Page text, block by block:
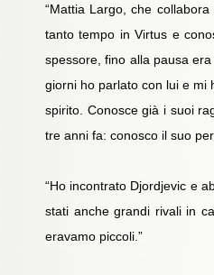
“Mattia Largo, che
tanto tempo in Virtus e
spessore, fino alla pausa
giorni ho parlato con lui e mi
spirito. Conosce già i suoi
tre anni fa: conosco il suo
“Ho incontrato Djordjevic e
stati anche grandi rivali in
eravamo piccoli.”